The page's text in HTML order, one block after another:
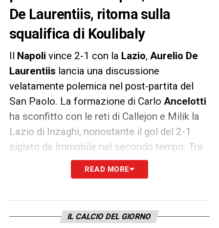
De Laurentiis, ritorna sulla
squalifica di Koulibaly
Napoli vince 2-1 con la Lazio, Aurelio De
Laurentiis lancia una discussione
velatamente polemica nel post-partita del
San Paolo. La formazione di Carlo Ancelotti
ha sconfitto con le reti di Callejon e Milik la
Lazio di Inzaghi, nonostante il gol del 2-1
siglato da Immobile nel secondo tempo. Tre
punti che permettono ai partenopei di
blindare il secondo posto in classifica con
graduatoria. La gara ha permesso al Napoli
di accorciare a sei le lunghezze di distacco
READ MORE
IL CALCIO DEL GIORNO